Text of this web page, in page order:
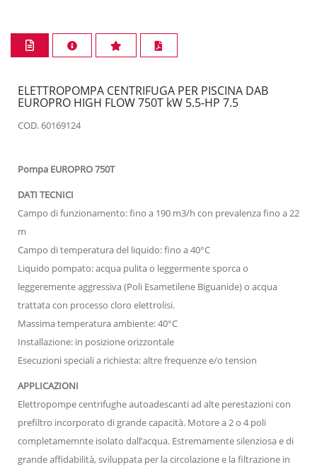
ELETTROPOMPA CENTRIFUGA PER PISCINA DAB
EUROPRO HIGH FLOW 750T kW 5.5-HP 7.5
COD. 60169124
Pompa EUROPRO 750T
DATI TECNICI
Campo di funzionamento: fino a 190 m3/h con prevalenza fino a 22
m
Campo di temperatura del liquido: fino a 40°C
Liquido pompato: acqua pulita o leggermente sporca o
leggeremente aggressiva (Poli Esametilene Biguanide) o acqua
trattata con processo cloro elettrolisi.
Massima temperatura ambiente: 40°C
Installazione: in posizione orizzontale
Esecuzioni speciali a richiesta: altre frequenze e/o tension
APPLICAZIONI
Elettropompe centrifughe autoadescanti ad alte perestazioni con
prefiltro incorporato di grande capacità. Motore a 2 o 4 poli
completamemnte isolato dall’acqua. Estremamente silenziosa e di
grande affidabilità, sviluppata per la circolazione e la filtrazione in